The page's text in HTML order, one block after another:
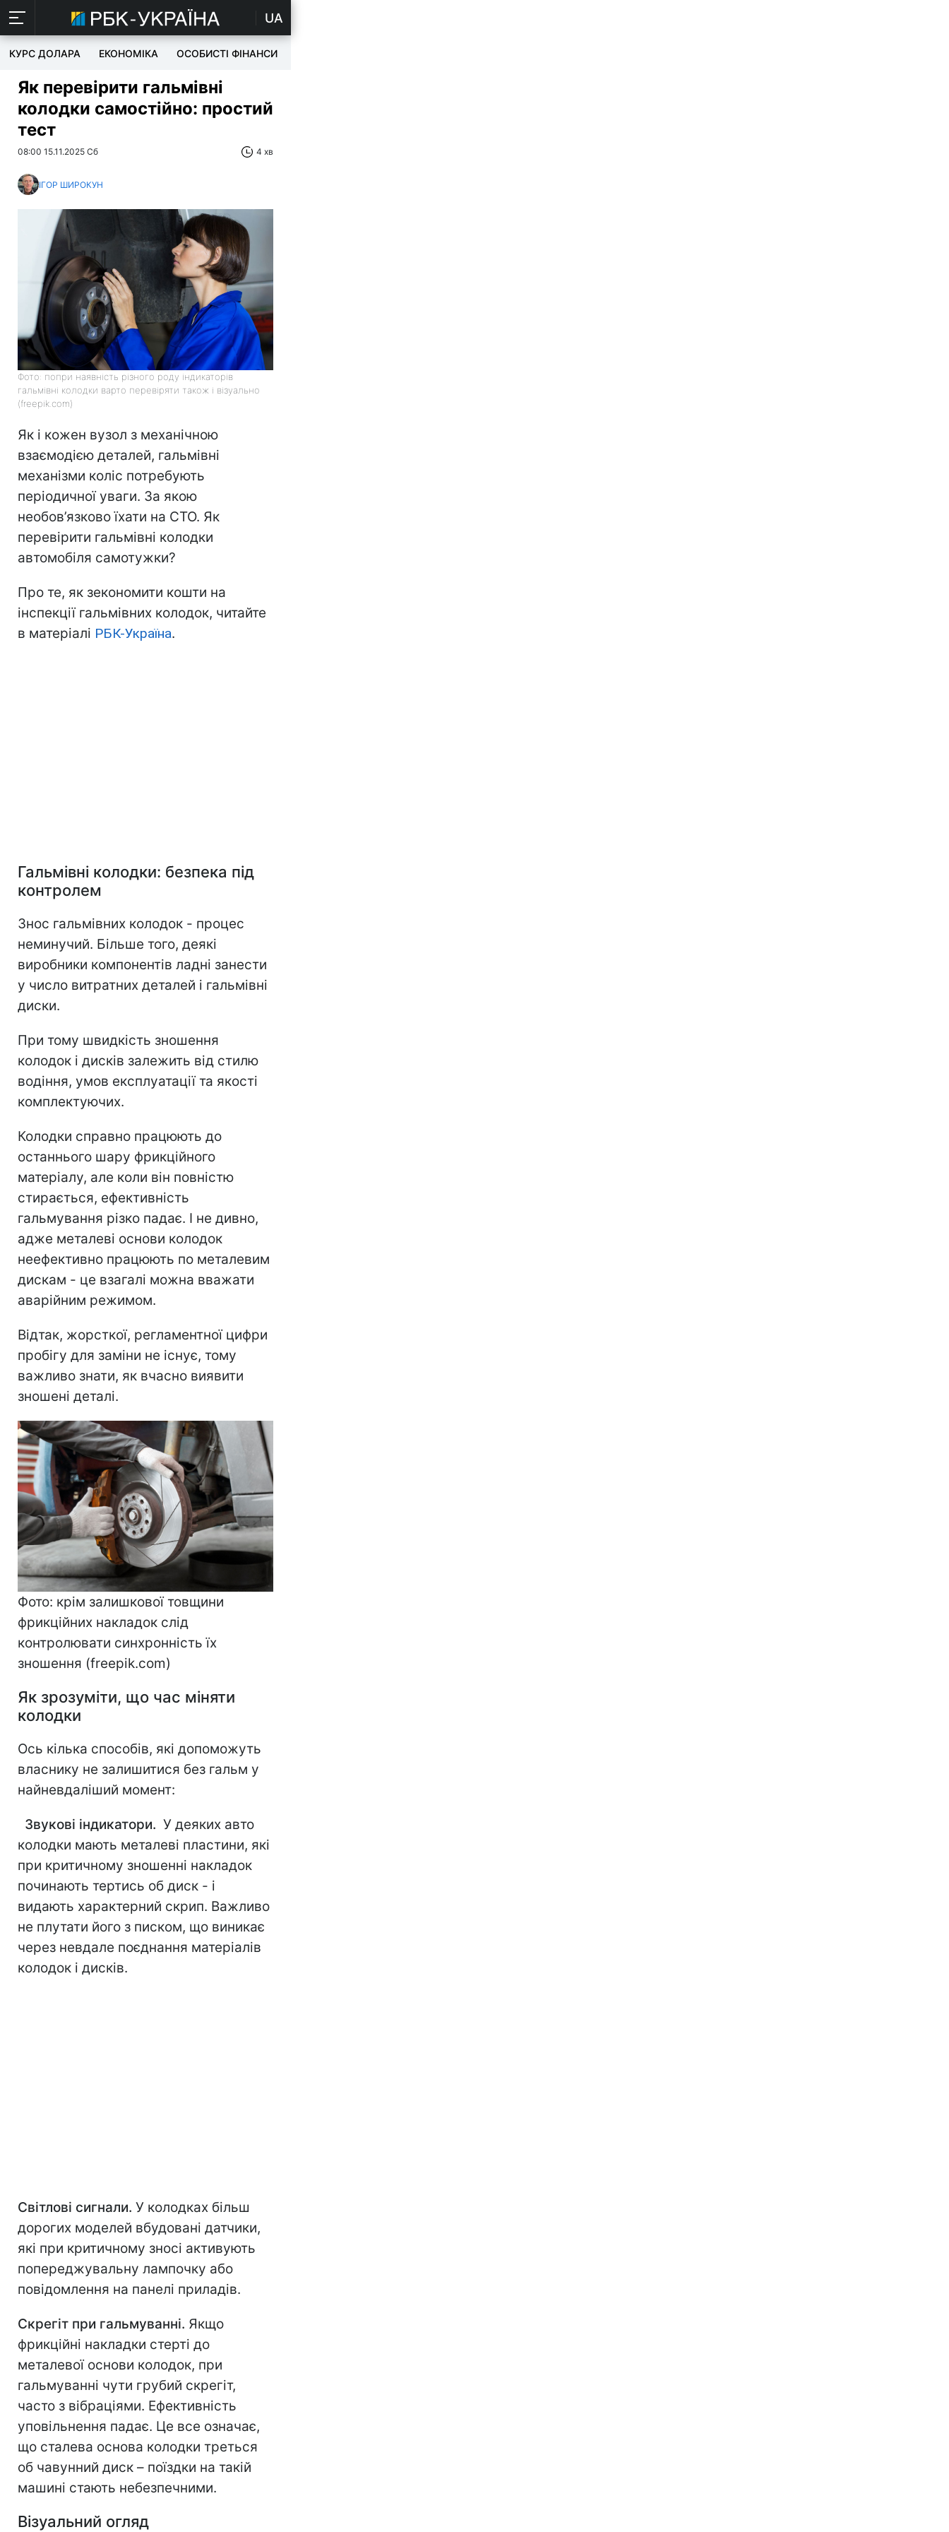
UA
КУРС ДОЛАРА ЕКОНОМІКА ОСОБИСТІ ФІНАНСИ
Як перевірити гальмівні
колодки самостійно: простий
тест
08:00 15.11.2025 Сб 4 хв
ІГОР ШИРОКУН
Фото: попри наявність різного роду індикаторів
гальмівні колодки варто перевіряти також і візуально
(freepik.com)
Як і кожен вузол з механічною
взаємодією деталей, гальмівні
механізми коліс потребують
періодичної уваги. За якою
необов’язково їхати на СТО. Як
перевірити гальмівні колодки
автомобіля самотужки?
Про те, як зекономити кошти на
інспекції гальмівних колодок, читайте
в матеріалі РБК-Україна.
Гальмівні колодки: безпека під
контролем
Знос гальмівних колодок - процес
неминучий. Більше того, деякі
виробники компонентів ладні занести
у число витратних деталей і гальмівні
диски.
При тому швидкість зношення
колодок і дисків залежить від стилю
водіння, умов експлуатації та якості
комплектуючих.
Колодки справно працюють до
останнього шару фрикційного
матеріалу, але коли він повністю
стирається, ефективність
гальмування різко падає. І не дивно,
адже металеві основи колодок
неефективно працюють по металевим
дискам - це взагалі можна вважати
аварійним режимом.
Відтак, жорсткої, регламентної цифри
пробігу для заміни не існує, тому
важливо знати, як вчасно виявити
зношені деталі.
Фото: крім залишкової товщини
фрикційних накладок слід
контролювати синхронність їх
зношення (freepik.com)
Як зрозуміти, що час міняти
колодки
Ось кілька способів, які допоможуть
власнику не залишитися без гальм у
найневдаліший момент:
Звукові індикатори. У деяких авто
колодки мають металеві пластини, які
при критичному зношенні накладок
починають тертись об диск - і
видають характерний скрип. Важливо
не плутати його з писком, що виникає
через невдале поєднання матеріалів
колодок і дисків.
Світлові сигнали. У колодках більш
дорогих моделей вбудовані датчики,
які при критичному зносі активують
попереджувальну лампочку або
повідомлення на панелі приладів.
Скрегіт при гальмуванні. Якщо
фрикційні накладки стерті до
металевої основи колодок, при
гальмуванні чути грубий скрегіт,
часто з вібраціями. Ефективність
уповільнення падає. Це все означає,
що сталева основа колодки треться
об чавунний диск – поїздки на такій
машині стають небезпечними.
Візуальний огляд